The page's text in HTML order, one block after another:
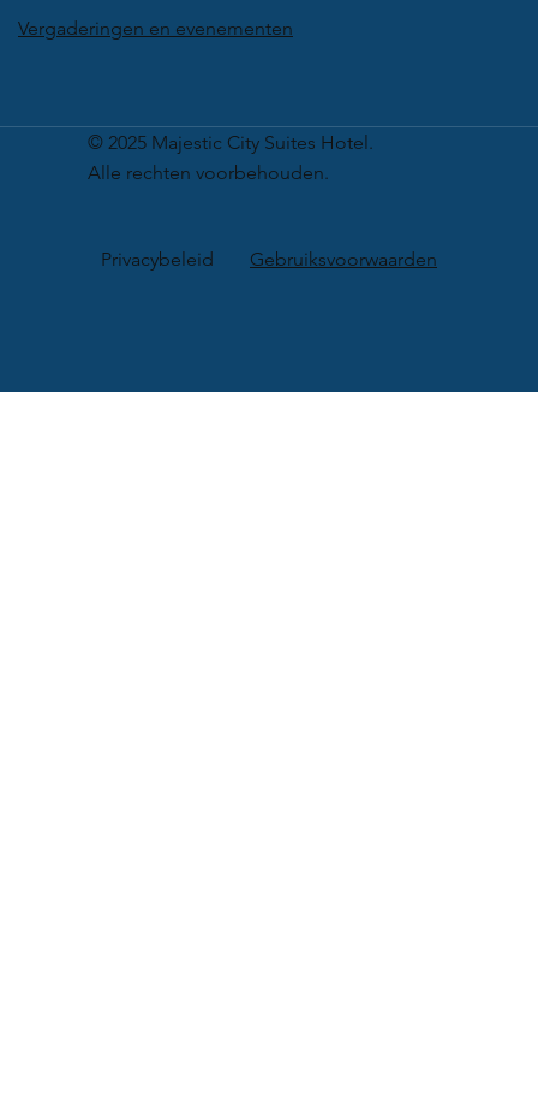
Vergaderingen en evenementen
© 2025 Majestic City Suites Hotel.
Alle rechten voorbehouden.
Privacybeleid Gebruiksvoorwaarden